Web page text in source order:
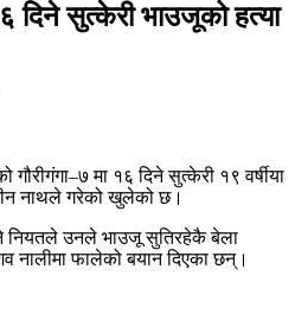
दिने सुत्केरी भाउजूको हत्या
गौरीगंगा–७ मा १६ दिने सुत्केरी १९ वर्षीया
नाथले गरेको खुलेको छ।
नियतले उनले भाउजू सुतिरहेकै बेला
नालीमा फालेको बयान दिएका छन्।